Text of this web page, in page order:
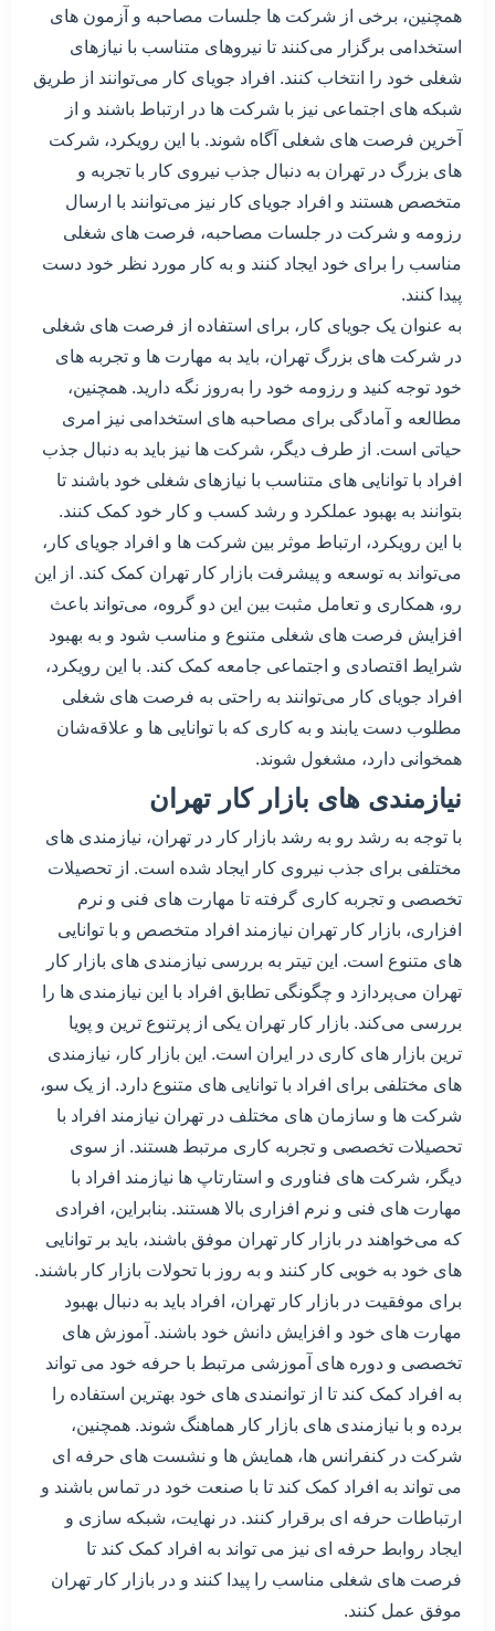
همچنین، برخی از شرکت ها جلسات مصاحبه و آزمون های
استخدامی برگزار می‌کنند تا نیروهای متناسب با نیازهای
شغلی خود را انتخاب کنند. افراد جویای کار می‌توانند از طریق
شبکه های اجتماعی نیز با شرکت ها در ارتباط باشند و از
آخرین فرصت های شغلی آگاه شوند. با این رویکرد، شرکت
های بزرگ در تهران به دنبال جذب نیروی کار با تجربه و
متخصص هستند و افراد جویای کار نیز می‌توانند با ارسال
رزومه و شرکت در جلسات مصاحبه، فرصت های شغلی
مناسب را برای خود ایجاد کنند و به کار مورد نظر خود دست
پیدا کنند.
به عنوان یک جویای کار، برای استفاده از فرصت های شغلی
در شرکت های بزرگ تهران، باید به مهارت ها و تجربه های
خود توجه کنید و رزومه خود را به‌روز نگه دارید. همچنین،
مطالعه و آمادگی برای مصاحبه های استخدامی نیز امری
حیاتی است. از طرف دیگر، شرکت ها نیز باید به دنبال جذب
افراد با توانایی های متناسب با نیازهای شغلی خود باشند تا
بتوانند به بهبود عملکرد و رشد کسب و کار خود کمک کنند.
با این رویکرد، ارتباط موثر بین شرکت ها و افراد جویای کار،
می‌تواند به توسعه و پیشرفت بازار کار تهران کمک کند. از این
رو، همکاری و تعامل مثبت بین این دو گروه، می‌تواند باعث
افزایش فرصت های شغلی متنوع و مناسب شود و به بهبود
شرایط اقتصادی و اجتماعی جامعه کمک کند. با این رویکرد،
افراد جویای کار می‌توانند به راحتی به فرصت های شغلی
مطلوب دست یابند و به کاری که با توانایی ها و علاقه‌شان
همخوانی دارد، مشغول شوند.
نیازمندی های بازار کار تهران
با توجه به رشد رو به رشد بازار کار در تهران، نیازمندی های
مختلفی برای جذب نیروی کار ایجاد شده است. از تحصیلات
تخصصی و تجربه کاری گرفته تا مهارت های فنی و نرم
افزاری، بازار کار تهران نیازمند افراد متخصص و با توانایی
های متنوع است. این تیتر به بررسی نیازمندی های بازار کار
تهران می‌پردازد و چگونگی تطابق افراد با این نیازمندی ها را
بررسی می‌کند. بازار کار تهران یکی از پرتنوع ترین و پویا
ترین بازار های کاری در ایران است. این بازار کار، نیازمندی
های مختلفی برای افراد با توانایی های متنوع دارد. از یک سو،
شرکت ها و سازمان های مختلف در تهران نیازمند افراد با
تحصیلات تخصصی و تجربه کاری مرتبط هستند. از سوی
دیگر، شرکت های فناوری و استارتاپ ها نیازمند افراد با
مهارت های فنی و نرم افزاری بالا هستند. بنابراین، افرادی
که می‌خواهند در بازار کار تهران موفق باشند، باید بر توانایی
های خود به خوبی کار کنند و به روز با تحولات بازار کار باشند.
برای موفقیت در بازار کار تهران، افراد باید به دنبال بهبود
مهارت های خود و افزایش دانش خود باشند. آموزش های
تخصصی و دوره های آموزشی مرتبط با حرفه خود می تواند
به افراد کمک کند تا از توانمندی های خود بهترین استفاده را
برده و با نیازمندی های بازار کار هماهنگ شوند. همچنین،
شرکت در کنفرانس ها، همایش ها و نشست های حرفه ای
می تواند به افراد کمک کند تا با صنعت خود در تماس باشند و
ارتباطات حرفه ای برقرار کنند. در نهایت، شبکه سازی و
ایجاد روابط حرفه ای نیز می تواند به افراد کمک کند تا
فرصت های شغلی مناسب را پیدا کنند و در بازار کار تهران
موفق عمل کنند.